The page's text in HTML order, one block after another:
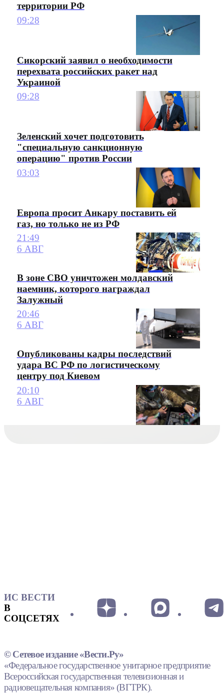
территории РФ
09:28
Сикорский заявил о необходимости
перехвата российских ракет над
Украиной
09:28
Зеленский хочет подготовить
"специальную санкционную
операцию" против России
03:03
Европа просит Анкару поставить ей
газ, но только не из РФ
21:49
6 АВГ
В зоне СВО уничтожен молдавский
наемник, которого награждал
Залужный
20:46
6 АВГ
Опубликованы кадры последствий
удара ВС РФ по логистическому
центру под Киевом
20:10
6 АВГ
ИС ВЕСТИ
В
СОЦСЕТЯХ
© Сетевое издание «Вести.Ру»
«Федеральное государственное унитарное предприятие
Всероссийская государственная телевизионная и
радиовещательная компания» (ВГТРК).